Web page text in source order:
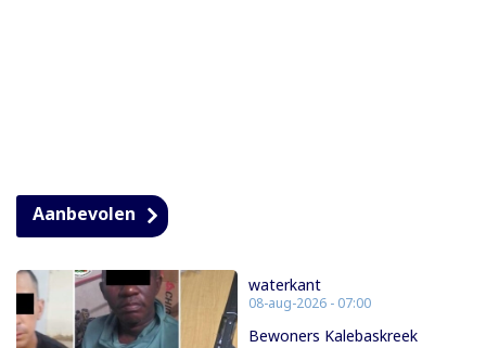
Aanbevolen
waterkant
08-aug-2026 - 07:00
Bewoners Kalebaskreek